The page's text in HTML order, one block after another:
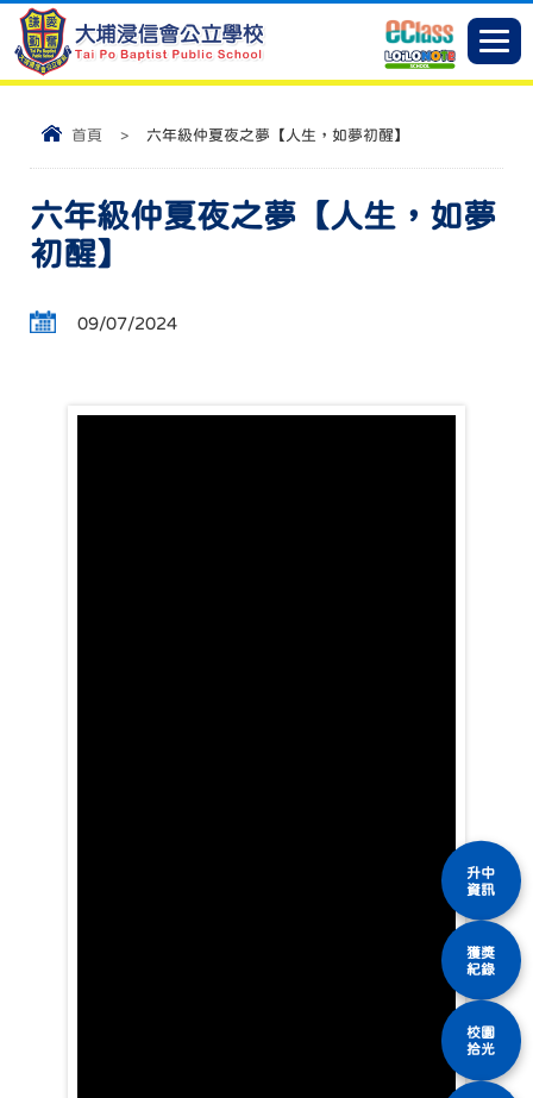
首頁 > 六年級仲夏夜之夢【人生，如夢初醒】
六年級仲夏夜之夢【人生，如夢
初醒】
09/07/2024
升中
資訊
獲獎
紀錄
校園
拾光